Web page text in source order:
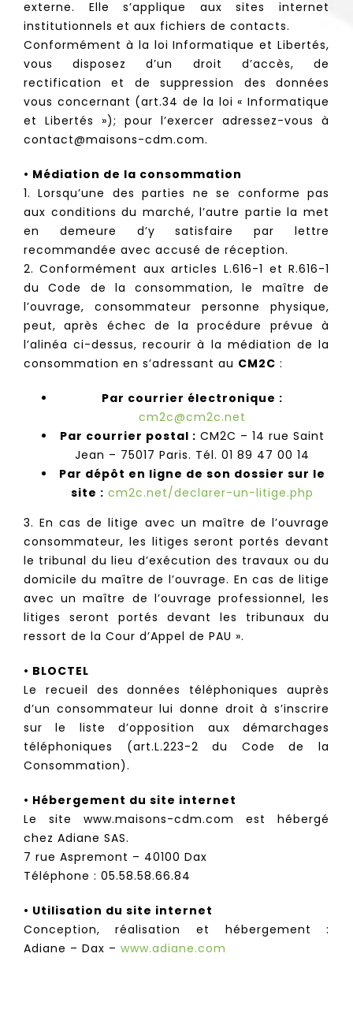
externe. Elle s’applique aux sites internet
institutionnels et aux fichiers de contacts.
Conformément à la loi Informatique et Libertés,
vous disposez d’un droit d’accès, de
rectification et de suppression des données
vous concernant (art.34 de la loi « Informatique
et Libertés »); pour l’exercer adressez-vous à
contact@maisons-cdm.com.
• Médiation de la consommation
1. Lorsqu’une des parties ne se conforme pas
aux conditions du marché, l’autre partie la met
en demeure d’y satisfaire par lettre
recommandée avec accusé de réception.
2. Conformément aux articles L.616-1 et R.616-1
du Code de la consommation, le maître de
l’ouvrage, consommateur personne physique,
peut, après échec de la procédure prévue à
l’alinéa ci-dessus, recourir à la médiation de la
consommation en s’adressant au CM2C :
Par courrier électronique :
cm2c@cm2c.net
Par courrier postal : CM2C – 14 rue Saint
Jean – 75017 Paris. Tél. 01 89 47 00 14
Par dépôt en ligne de son dossier sur le
site : cm2c.net/declarer-un-litige.php
3. En cas de litige avec un maître de l’ouvrage
consommateur, les litiges seront portés devant
le tribunal du lieu d’exécution des travaux ou du
domicile du maître de l’ouvrage. En cas de litige
avec un maître de l’ouvrage professionnel, les
litiges seront portés devant les tribunaux du
ressort de la Cour d’Appel de PAU ».
• BLOCTEL
Le recueil des données téléphoniques auprès
d’un consommateur lui donne droit à s’inscrire
sur le liste d’opposition aux démarchages
téléphoniques (art.L.223-2 du Code de la
Consommation).
• Hébergement du site internet
Le site www.maisons-cdm.com est hébergé
chez Adiane SAS.
7 rue Aspremont – 40100 Dax
Téléphone : 05.58.58.66.84
• Utilisation du site internet
Conception, réalisation et hébergement :
Adiane – Dax – www.adiane.com